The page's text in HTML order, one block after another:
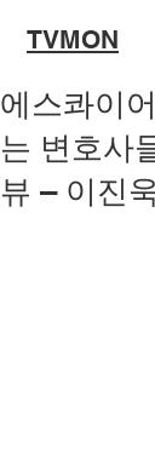
TVMON
에스콰이
는 변호사
뷰 – 이진